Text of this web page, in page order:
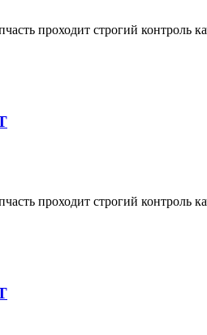
проходит строгий контроль
проходит строгий контроль